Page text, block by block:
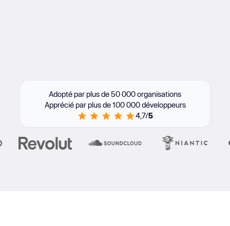
Adopté par plus de 50 000 organisations
Apprécié par plus de 100 000 développeurs
4,7/5